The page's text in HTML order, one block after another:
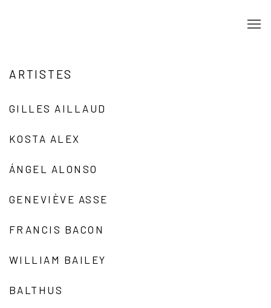
ARTISTES
GILLES AILLAUD
KOSTA ALEX
ÁNGEL ALONSO
GENEVIÈVE ASSE
FRANCIS BACON
WILLIAM BAILEY
BALTHUS